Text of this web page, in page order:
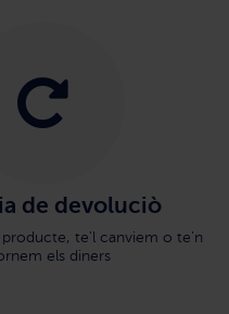
de devoluciò
producte, te'l canviem o te'n
els diners